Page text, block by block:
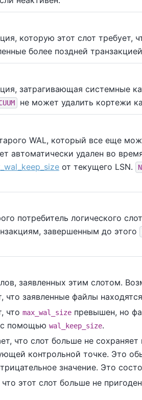
которую этот слот требует,
более поздней
затрагивающая системные
не может удалить кортежи
WAL, который все еще
автоматически удален во
от текущего LSN.
потребитель логического
завершенным до этого
заявленных этим слотом.
что заявленные файлы
что max_wal_size превышен, но
с помощью wal_keep_size.
что слот больше не
контрольной точке. Это
значение. Это
что этот слот больше не